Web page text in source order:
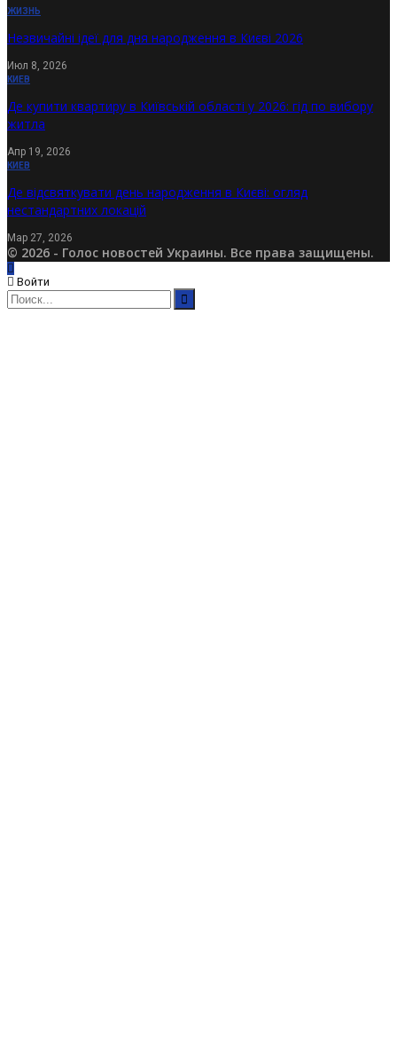
ЖИЗНЬ
Незвичайні ідеї для дня народження в Києві 2026
Июл 8, 2026
КИЕВ
Де купити квартиру в Київській області у 2026: гід по вибору
житла
Апр 19, 2026
КИЕВ
Де відсвяткувати день народження в Києві: огляд
нестандартних локацій
Мар 27, 2026
© 2026 - Голос новостей Украины. Все права защищены.
Войти